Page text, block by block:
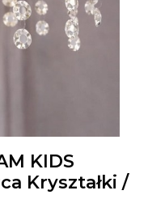
KIDS
Kryształki /